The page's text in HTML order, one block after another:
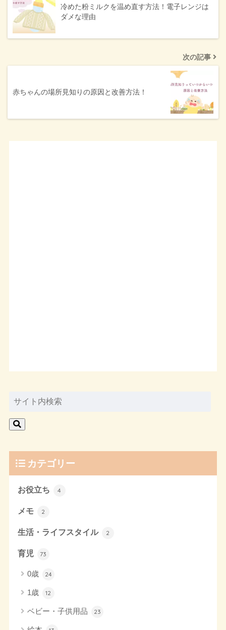
冷めた粉ミルクを温め直す方法！電子レンジは
ダメな理由
次の記事
赤ちゃんの場所見知りの原因と改善方法！
カテゴリー
お役立ち 4
メモ 2
生活・ライフスタイル 2
育児 73
0歳 24
1歳 12
ベビー・子供用品 23